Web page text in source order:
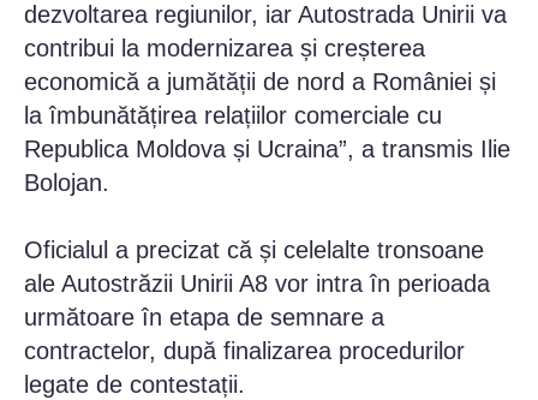
dezvoltarea regiunilor, iar Autostrada Unirii va
contribui la modernizarea și creșterea
economică a jumătății de nord a României și
la îmbunătățirea relațiilor comerciale cu
Republica Moldova și Ucraina”, a transmis Ilie
Bolojan.
Oficialul a precizat că și celelalte tronsoane
ale Autostrăzii Unirii A8 vor intra în perioada
următoare în etapa de semnare a
contractelor, după finalizarea procedurilor
legate de contestații.